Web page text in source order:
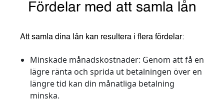
Fördelar med att samla lån
Att samla dina lån kan resultera i flera fördelar:
Minskade månadskostnader: Genom att få en
lägre ränta och sprida ut betalningen över en
längre tid kan din månatliga betalning
minska.